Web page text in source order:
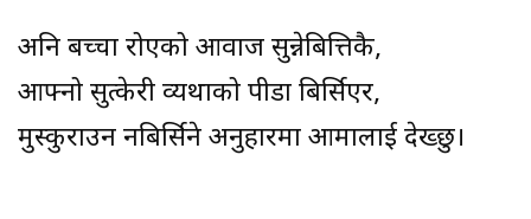
अनि बच्चा रोएको आवाज सुन्नेबित्तिकै,
आफ्नो सुत्केरी व्यथाको पीडा बिर्सिएर,
मुस्कुराउन नबिर्सिने अनुहारमा आमालाई देख्छु।